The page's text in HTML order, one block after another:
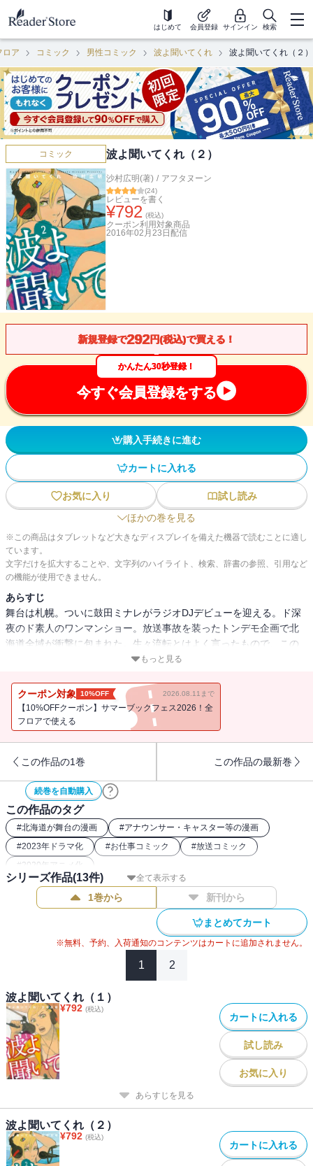
はじめて 会員登録 サインイン 検索
ロア コミック 男性コミック 波よ聞いてくれ 波よ聞いてくれ（２）
コミック 波よ聞いてくれ（２）
沙村広明(著) / アフタヌーン
(24)
レビューを書く
¥792 (税込)
クーポン利用対象商品
2016年02月23日 配信
新規登録で292円(税込)で買える！
かんたん30秒登録！
今すぐ会員登録をする
購入手続きに進む
カートに入れる
お気に入り
試し読み
ほかの巻を見る
※この商品はタブレットなど大きなディスプレイを備えた機器で読むことに適し
ています。
文字だけを拡大することや、文字列のハイライト、検索、辞書の参照、引用など
の機能が使用できません。
あらすじ
舞台は札幌。ついに鼓田ミナレがラジオDJデビューを迎える。ド深
夜のド素人のワンマンショー。放送事故を装ったトンデモ企画で北
海道全域が衝撃に包まれた。生々流転とはよく言ったもので、この
日を境に彼女の人生は一変。ついに「あの男」から連絡が入ってし
始めたミナレの人生を見届けようではないか。『無限の住人』の沙
村広明が極上の筆致で挑む！
もっと見る
クーポン対象 10%OFF 2026.08.11まで
【10%OFFクーポン】サマーブックフェス2026！全
フロアで使える
この作品の1巻 この作品の最新巻
続巻を自動購入
この作品のタグ
#北海道が舞台の漫画 #アナウンサー・キャスター等の漫画
#2023年ドラマ化 #お仕事コミック #放送コミック
#2020年アニメ化
全て表示する
シリーズ作品(13件)
1巻から 新刊から
まとめてカート
※無料、予約、入荷通知のコンテンツはカートに追加されません。
1 2
波よ聞いてくれ（１）
¥792 (税込)
カートに入れる
試し読み
お気に入り
あらすじを見る
波よ聞いてくれ（２）
¥792 (税込)
カートに入れる